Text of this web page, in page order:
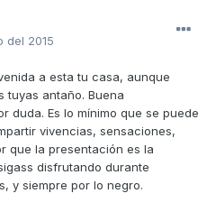
del 2015
a esta tu casa, aunque
tuyas antaño. Buena
duda. Es lo mínimo que se puede
vivencias, sensaciones,
que la presentación es la
disfrutando durante
y siempre por lo negro.